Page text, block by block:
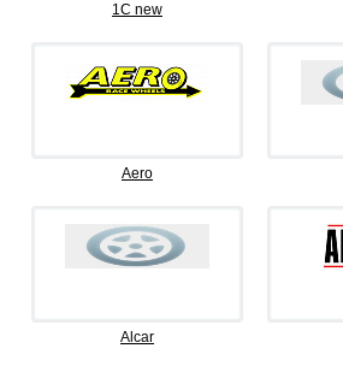
1C new
Aero
Alcar